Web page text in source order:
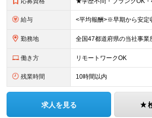
給与
勤務地
働き方 リモートワークOK
残業時間 10時間以内
求人を見る